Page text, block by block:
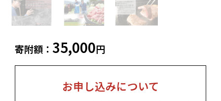
新発田市（新潟県）南魚沼市（新潟県）
輪島市（石川県）加賀市（石川県）
鯖江市（福井県）若狭町（福井県）
都留市（山梨県） 岐阜県（岐阜県）
高山市（岐阜県）関市（岐阜県）
中津川市（岐阜県）美濃加茂市（岐阜県）
富士市（静岡県）
寄附額： 35,000円
お申し込みについて